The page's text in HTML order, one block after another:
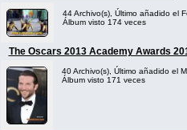
44 Archivo(s), Último añadido el
Álbum visto 174 veces
The Oscars 2013 Academy Awards
40 Archivo(s), Último añadido el
Álbum visto 171 veces